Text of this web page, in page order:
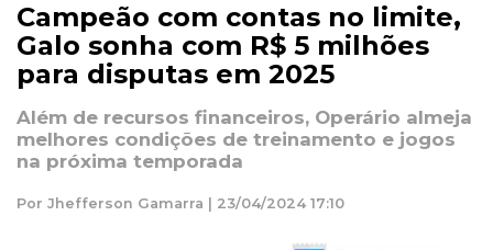
Campeão com contas no limite,
Galo sonha com R$ 5 milhões
para disputas em 2025
Além de recursos financeiros, Operário almeja
melhores condições de treinamento e jogos
na próxima temporada
Por Jhefferson Gamarra | 23/04/2024 17:10